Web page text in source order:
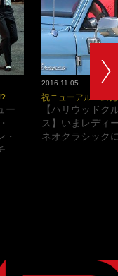
ー
・
2016.11.05
祝ニューアルバム
【ハリウッドク
ス】いまレディ
ネオクラシック